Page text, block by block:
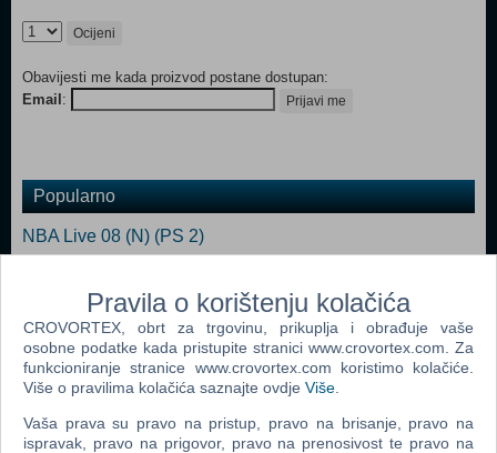
Ocijeni
Obavijesti me kada proizvod postane dostupan:
Email : Prijavi me
Popularno
NBA Live 08 (N) (PS 2)
ESPN Basketball 2K4 (PS 2)
NBA 2K6 (PS 2)
NBA Live 09 (PS 2)
Nba Street V3 (PS 2)
Pravila o korištenju kolačića
CROVORTEX, obrt za trgovinu, prikuplja i obrađuje vaše
osobne podatke kada pristupite stranici www.crovortex.com. Za
funkcioniranje stranice www.crovortex.com koristimo kolačiće.
Više o pravilima kolačića saznajte ovdje Više
Vaša prava su pravo na pristup, pravo na brisanje, pravo na
ispravak, pravo na prigovor, pravo na prenosivost te pravo na